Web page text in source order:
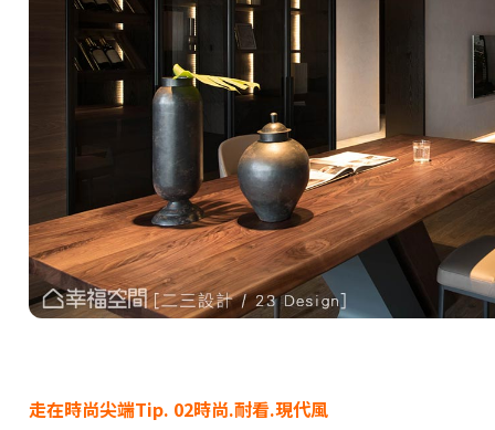
走在時尚尖端Tip. 02時尚.耐看.現代風